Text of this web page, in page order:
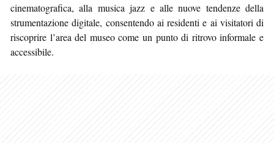
cinematografica, alla musica jazz e alle nuove tendenze della
strumentazione digitale, consentendo ai residenti e ai visitatori di
riscoprire l’area del museo come un punto di ritrovo informale e
accessibile.